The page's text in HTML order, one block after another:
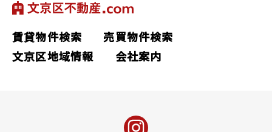
賃貸物件検索
売買物件検索
文京区地域情報
会社案内